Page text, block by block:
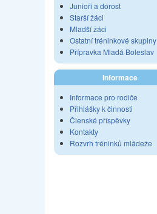
Junioři a dorost
Starší žáci
Mladší žáci
Ostatní tréninkové skupiny
Přípravka Mladá Boleslav
Informace
Informace pro rodiče
Přihlášky k činnosti
Členské příspěvky
Kontakty
Rozvrh tréninků mládeže